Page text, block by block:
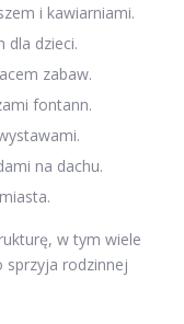
i kawiarniami.
dla dzieci.
zabaw.
fontann.
na dachu.
w tym wiele
sprzyja rodzinnej